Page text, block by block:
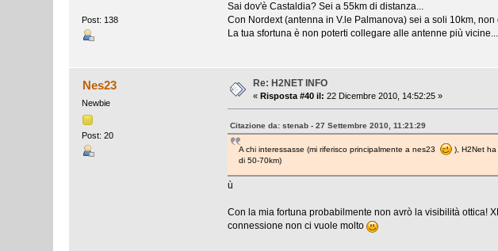
Post: 138
Sai dov'è Castaldia? Sei a 55km di distanza...
Con Nordext (antenna in V.le Palmanova) sei a soli 10km, non
La tua sfortuna è non poterti collegare alle antenne più
Nes23
Newbie
Post: 20
Re: H2NET INFO
« Risposta #40 il: 22 Dicembre 2010, 14:52:25 »
Citazione da: stenab - 27 Settembre 2010, 11:21:29
A chi interessasse (mi riferisco principalmente a nes23
), H2Net ha
di 50-70km)
ù
Con la mia fortuna probabilmente non avrò la visibilità ottica!
connessione non ci vuole molto